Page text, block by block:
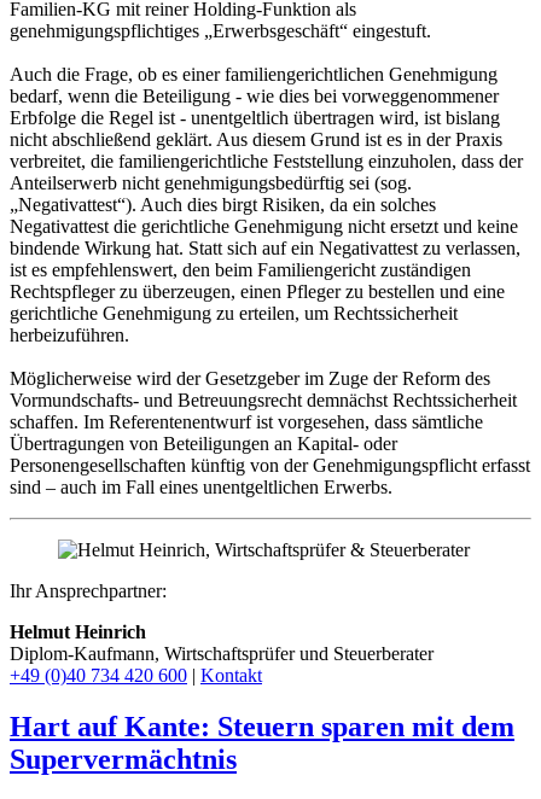
Familien-KG mit reiner Holding-Funktion als
genehmigungspflichtiges „Erwerbsgeschäft“ eingestuft.
Auch die Frage, ob es einer familiengerichtlichen Genehmigung
bedarf, wenn die Beteiligung - wie dies bei vorweggenommener
Erbfolge die Regel ist - unentgeltlich übertragen wird, ist bislang
nicht abschließend geklärt. Aus diesem Grund ist es in der Praxis
verbreitet, die familiengerichtliche Feststellung einzuholen, dass der
Anteilserwerb nicht genehmigungsbedürftig sei (sog.
„Negativattest“). Auch dies birgt Risiken, da ein solches
Negativattest die gerichtliche Genehmigung nicht ersetzt und keine
bindende Wirkung hat. Statt sich auf ein Negativattest zu verlassen,
ist es empfehlenswert, den beim Familiengericht zuständigen
Rechtspfleger zu überzeugen, einen Pfleger zu bestellen und eine
gerichtliche Genehmigung zu erteilen, um Rechtssicherheit
herbeizuführen.
Möglicherweise wird der Gesetzgeber im Zuge der Reform des
Vormundschafts- und Betreuungsrecht demnächst Rechtssicherheit
schaffen. Im Referentenentwurf ist vorgesehen, dass sämtliche
Übertragungen von Beteiligungen an Kapital- oder
Personengesellschaften künftig von der Genehmigungspflicht erfasst
sind – auch im Fall eines unentgeltlichen Erwerbs.
Ihr Ansprechpartner:
Helmut Heinrich
Diplom-Kaufmann, Wirtschaftsprüfer ​und Steuerberater
+49 (0)40 734 420 600 | Kontakt
Hart auf Kante: Steuern sparen mit dem
Supervermächtnis